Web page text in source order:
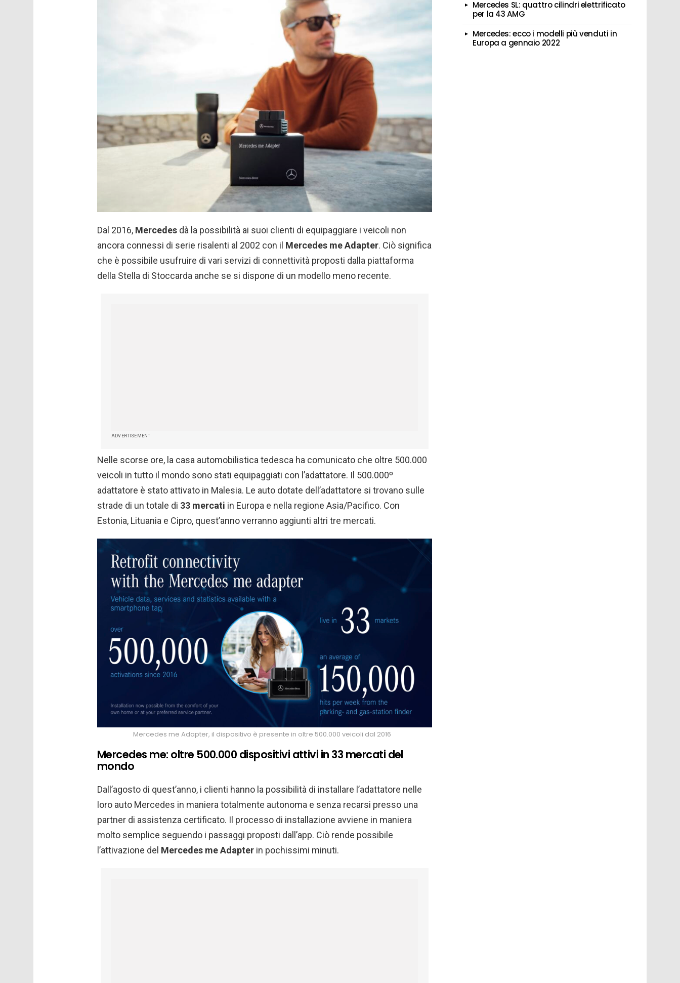
Dal 2016, Mercedes dà la possibilità ai suoi clienti di equipaggiare i veicoli non
ancora connessi di serie risalenti al 2002 con il Mercedes me Adapter. Ciò significa
che è possibile usufruire di vari servizi di connettività proposti dalla piattaforma
della Stella di Stoccarda anche se si dispone di un modello meno recente.
ADVERTISEMENT
Nelle scorse ore, la casa automobilistica tedesca ha comunicato che oltre 500.000
veicoli in tutto il mondo sono stati equipaggiati con l’adattatore. Il 500.000º
adattatore è stato attivato in Malesia. Le auto dotate dell’adattatore si trovano sulle
strade di un totale di 33 mercati in Europa e nella regione Asia/Pacifico. Con
Estonia, Lituania e Cipro, quest’anno verranno aggiunti altri tre mercati.
Mercedes me Adapter, il dispositivo è presente in oltre 500.000 veicoli dal 2016
Mercedes me: oltre 500.000 dispositivi attivi in 33 mercati del
mondo
Dall’agosto di quest’anno, i clienti hanno la possibilità di installare l’adattatore nelle
loro auto Mercedes in maniera totalmente autonoma e senza recarsi presso una
partner di assistenza certificato. Il processo di installazione avviene in maniera
molto semplice seguendo i passaggi proposti dall’app. Ciò rende possibile
l’attivazione del Mercedes me Adapter in pochissimi minuti.
Mercedes SL: quattro cilindri elettrificato
per la 43 AMG
Mercedes: ecco i modelli più venduti in
Europa a gennaio 2022